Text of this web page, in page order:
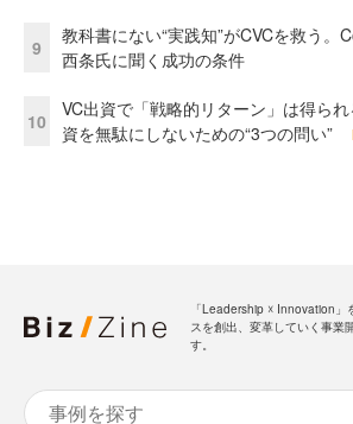
9
教科書にない“実践知”がCVCを救う。
西条氏に聞く成功の条件
10
VC出資で「戦略的リターン」は得ら
資を無駄にしないための“3つの問い”
「Leadership ☓ Innovation」
スを創出、変革していく事業
す。